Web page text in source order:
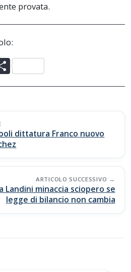
provata.
C
o
di
vi
di
dittatura Franco nuovo
ARTICOLO SUCCESSIVO
Landini minaccia sciopero se
legge di bilancio non cambia